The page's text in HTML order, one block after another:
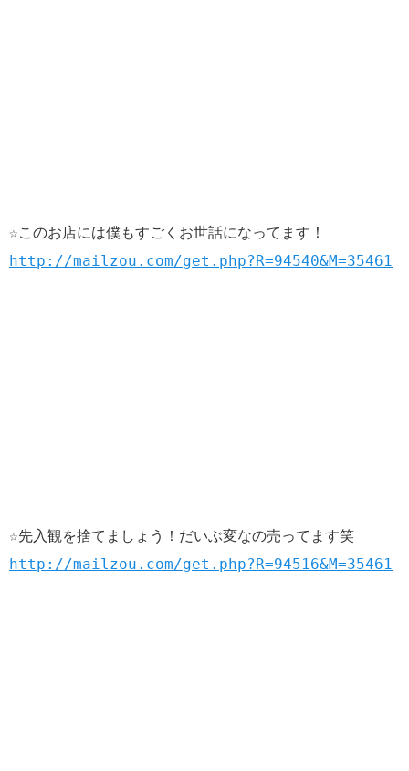
☆このお店には僕もすごくお世話になってます！
http://mailzou.com/get.php?R=94540&M=35461
☆先入観を捨てましょう！だいぶ変なの売ってます笑
http://mailzou.com/get.php?R=94516&M=35461